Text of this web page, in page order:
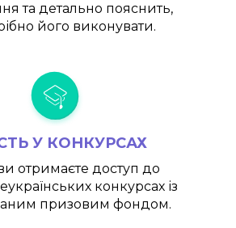
та детально пояснить,
його виконувати.
У КОНКУРСАХ
отримаєте доступ до
конкурсах із
призовим фондом.